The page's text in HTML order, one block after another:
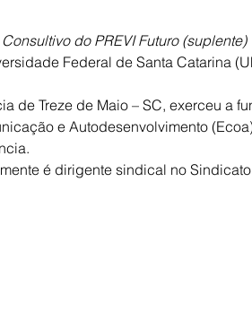
do PREVI Futuro (suplente)
Federal de Santa Catarina
de Treze de Maio – SC, exerceu a
e Autodesenvolvimento
é dirigente sindical no